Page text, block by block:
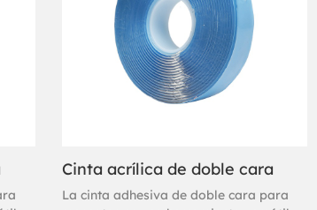
Cinta acrílica de doble cara
La cinta adhesiva de doble cara para